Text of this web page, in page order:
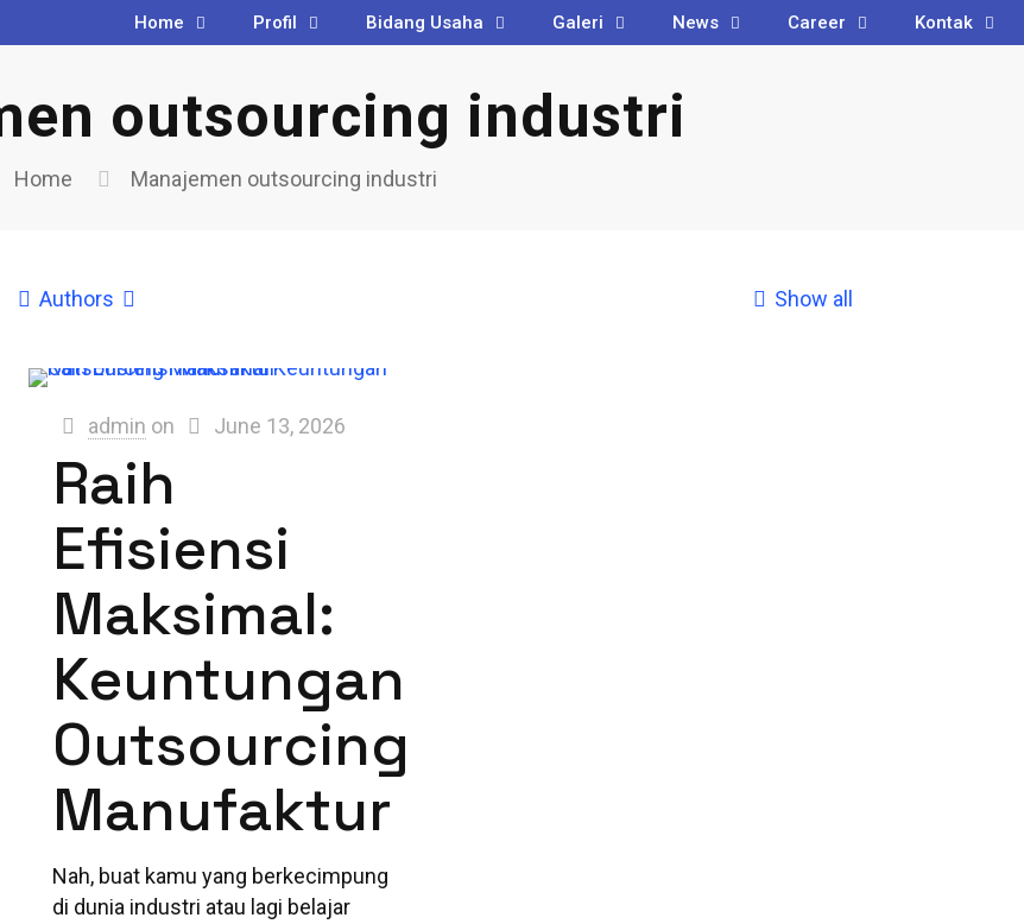
Home Profil Bidang Usaha Galeri News Career Kontak
outsourcing industri
Home Manajemen outsourcing industri
Authors Show all
admin on June 13, 2026
Raih
Efisiensi
Maksimal:
Keuntungan
Outsourcing
Manufaktur
Nah, buat kamu yang berkecimpung
di dunia industri atau lagi belajar